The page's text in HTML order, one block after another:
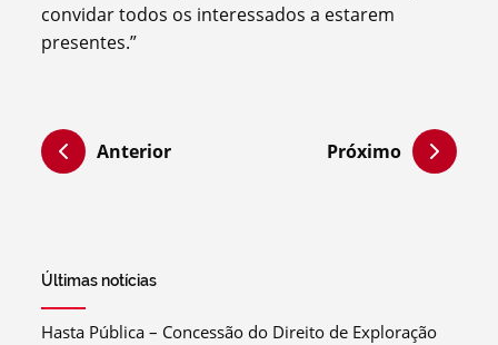
convidar todos os interessados a estarem
presentes.”
Anterior Próximo
Últimas notícias
Hasta Pública – Concessão do Direito de Exploração